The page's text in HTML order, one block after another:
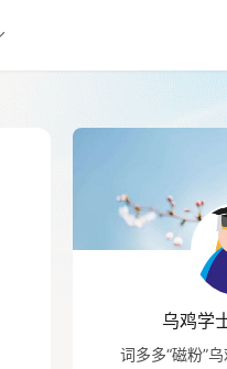
乌鸡学
词多多“磁粉”